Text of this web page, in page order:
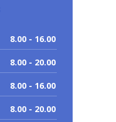
8.00 - 16.00
8.00 - 20.00
8.00 - 16.00
8.00 - 20.00